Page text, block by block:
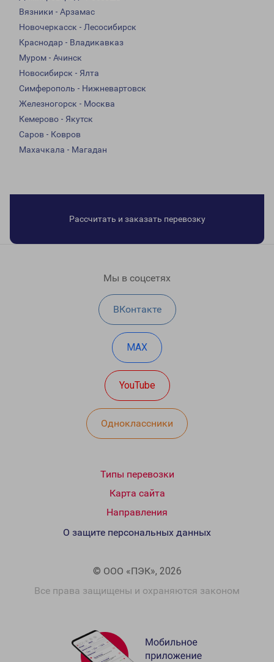
Вязники - Арзамас
Новочеркасск - Лесосибирск
Краснодар - Владикавказ
Муром - Ачинск
Новосибирск - Ялта
Симферополь - Нижневартовск
Железногорск - Москва
Кемерово - Якутск
Саров - Ковров
Махачкала - Магадан
Рассчитать и заказать перевозку
Мы в соцсетях
ВКонтакте
MAX
YouTube
Одноклассники
Типы перевозки
Карта сайта
Направления
© ООО «ПЭК», 2026
Все права защищены и охраняются законом
О защите персональных данных